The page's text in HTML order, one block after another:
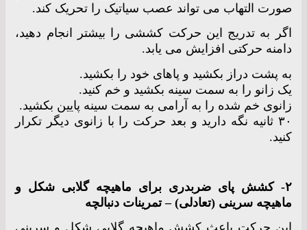
صورت التهاب می تواند عصب سیاتیک را تحریک کند.
اگر به تدریج این حرکت کششی را بیشتر انجام دهید،
دامنه حرکتی افزایش می یابد.
به پشت دراز بکشید و پاهای خود را بکشید.
یک زانو را به سمت سینه بکشید و خم کنید.
زانوی خم شده را به آرامی به سمت سینه پایین بکشید.
۳۰ ثانیه نگه دارید و بعد حرکت را با زانوی دیگر تکرار
کنید.
۲- کشش پای ضربدری برای ماهیچه گلابی شکل و
ماهیچه سرینی (تعادلی) – تمرینات دنبالچه